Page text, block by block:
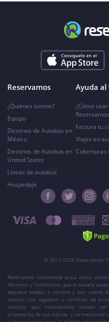
Reservamos
¿Quiénes somos?
Equipo
Destinos de Autobús en
México
Destinos de Autobús en
United States
Líneas de autobús
Hospedaje
Ayuda al
¿Cómo usar
Factura tu
Viajes en
Coberturas
© 2012-2026 Reservamos.
Reservamos únicamente actúa como
Términos y Condiciones que el usuario
adquiere boletos a nombre y por cuenta
servicio. Los logotipos y nombres de
servicios aquí mencionados pueden
propietarios de sus marcas, y se mencionan